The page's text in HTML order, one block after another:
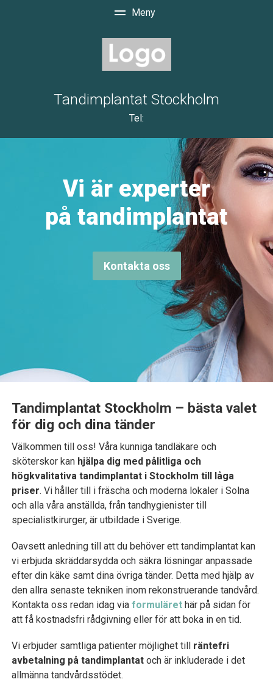
Tandimplantat Stockholm
Tel:
Vi är experter
på tandimplantat
Kontakta oss
Tandimplantat Stockholm – bästa valet
för dig och dina tänder
Välkommen till oss! Våra kunniga tandläkare och
sköterskor kan hjälpa dig med pålitliga och
högkvalitativa tandimplantat i Stockholm till låga
priser. Vi håller till i fräscha och moderna lokaler i Solna
och alla våra anställda, från tandhygienister till
specialistkirurger, är utbildade i Sverige.
Oavsett anledning till att du behöver ett tandimplantat kan
vi erbjuda skräddarsydda och säkra lösningar anpassade
efter din käke samt dina övriga tänder. Detta med hjälp av
den allra senaste tekniken inom rekonstruerande tandvård.
Kontakta oss redan idag viaformuläret här på sidan för
att få kostnadsfri rådgivning eller för att boka in en tid.
Vi erbjuder samtliga patienter möjlighet till räntefri
avbetalning på tandimplantat och är inkluderade i det
allmänna tandvårdsstödet.